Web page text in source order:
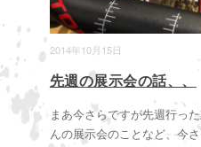
2014年10月15日
先週の展示会の話、、
まあ今さらですが先週行っ
んの展示会のことなど、今